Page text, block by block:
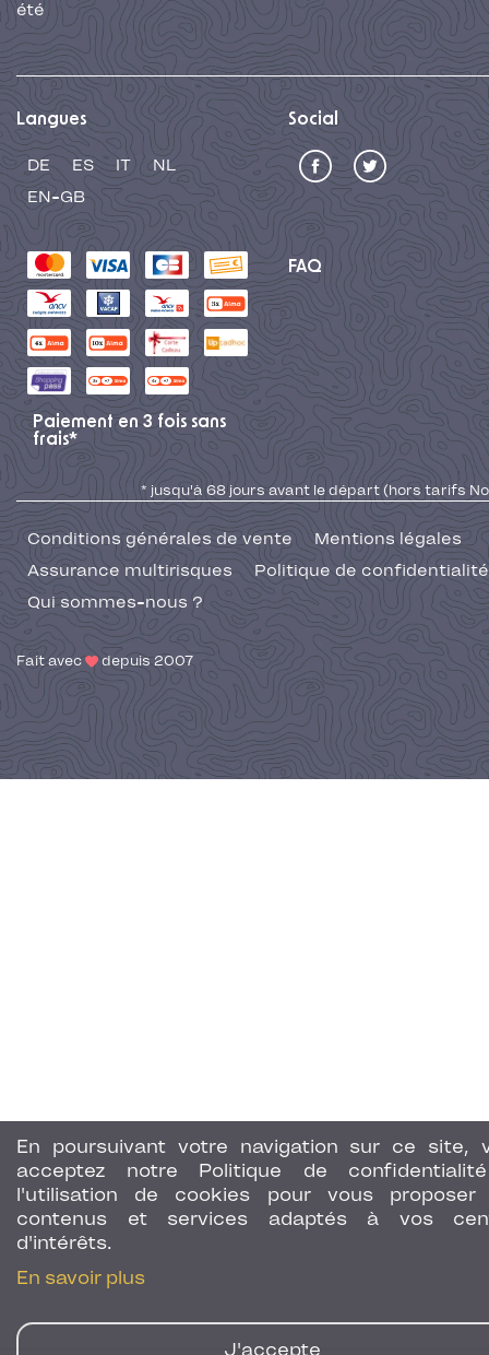
En poursuivant votre navigation sur ce site,
acceptez notre Politique de
l'utilisation de cookies pour vous proposer
contenus et services adaptés à vos
d'intérêts.
En savoir plus
J'accepte
été
Langues
DE ES IT
NL
EN-GB
Social
FAQ
Paiement en 3 fois sans
frais*
* jusqu'à 68 jours avant le départ (hors tarifs No
Conditions générales de vente
Mentions légales
Assurance multirisques
Politique de confidentialité
Qui sommes-nous ?
Fait avec depuis 2007